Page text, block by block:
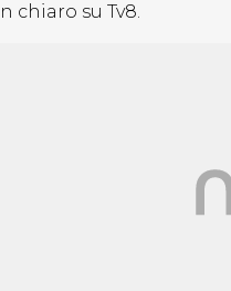
chiaro su Tv8.